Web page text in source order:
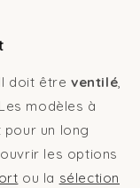
doit être ventilé,
modèles à
un long
les options
ou la sélection